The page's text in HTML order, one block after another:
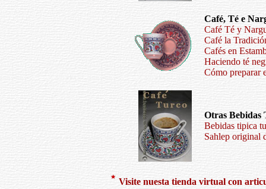
Café, Té e
Café Té y
Café la
Cafés en
Haciendo té
Cómo preparar
Otras Bebidas
Bebidas tipica
Sahlep original
Visite nuesta tienda virtual con